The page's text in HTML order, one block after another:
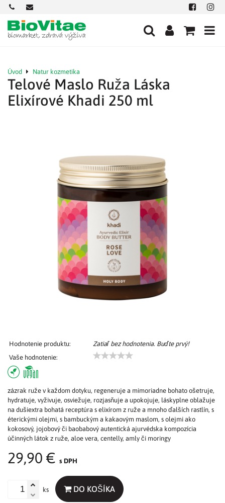
+421
901
712
584
office@biovitae.sk Facebook
Úvod Natur kozmetika
Telové Maslo Ruža Láska
Elixírové Khadi 250 ml
Hodnotenie produktu:
Zatiaľ bez hodnotenia. Buďte prvý!
Vaše hodnotenie:
zázrak ruže v každom dotyku, regeneruje a mimoriadne bohato ošetruje,
hydratuje, vyživuje, osviežuje, rozjasňuje a upokojuje, láskyplne oblažuje
na dušiextra bohatá receptúra s elixírom z ruže a mnoho ďalších rastlín, s
éterickými olejmi, s bambuckým a kakaovým maslom, s olejmi ako
kokosový, jojobový či baobabový autentická ajurvédska kompozícia
účinných látok z ruže, aloe vera, centelly, amly či moringy
29,90 € s DPH
ks DO KOŠÍKA